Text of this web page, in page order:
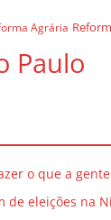
Agrária
Paulo
o que a
de eleições na